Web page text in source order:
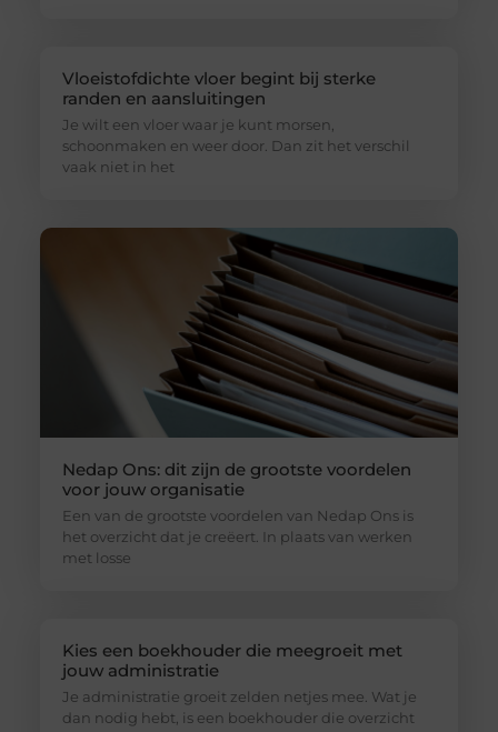
Vloeistofdichte vloer begint bij sterke
randen en aansluitingen
Je wilt een vloer waar je kunt morsen,
schoonmaken en weer door. Dan zit het verschil
vaak niet in het
Nedap Ons: dit zijn de grootste voordelen
voor jouw organisatie
Een van de grootste voordelen van Nedap Ons is
het overzicht dat je creëert. In plaats van werken
met losse
Kies een boekhouder die meegroeit met
jouw administratie
Je administratie groeit zelden netjes mee. Wat je
dan nodig hebt, is een boekhouder die overzicht